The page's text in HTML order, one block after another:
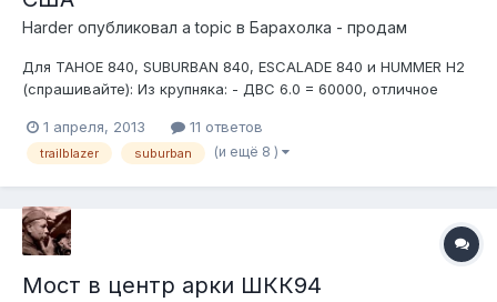
Harder опубликовал a topic в Барахолка - продам
Для TAHOE 840, SUBURBAN 840, ESCALADE 840 и HUMMER H2
(спрашивайте): Из крупняка: - ДВС 6.0 = 60000, отличное
Впуск целый. Пробег был 56000 миль. - Раздатка NV246
(AWD) = 25000 под 4L60E - Раздатка NV 149 (FULLTIME) от
1 апреля, 2013 11 ответов
trailblazer suburban (и ещё 8 )
Мост в центр арки ШКК94